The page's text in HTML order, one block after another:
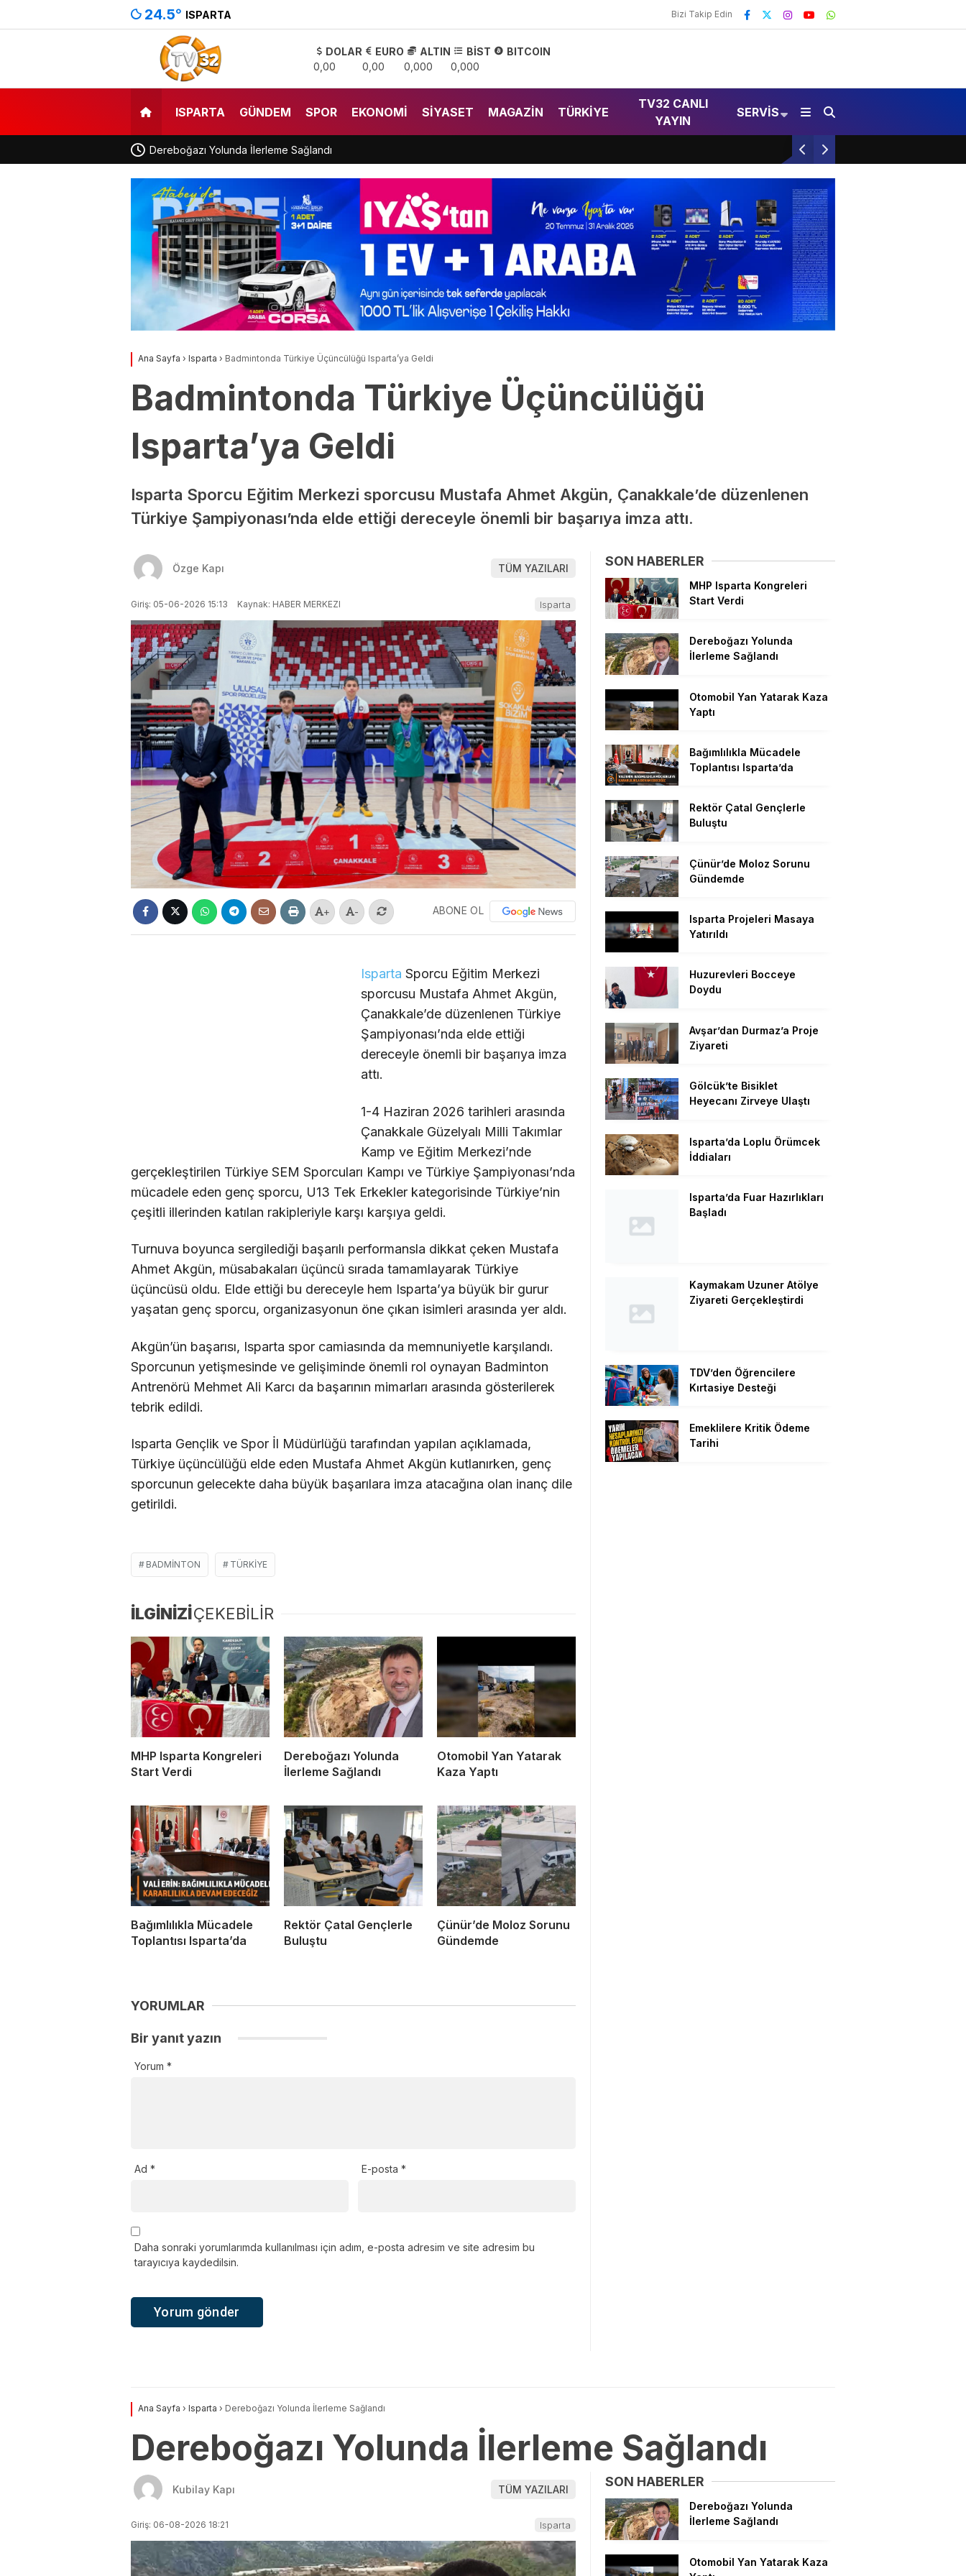
24.5° ISPARTA Bizi Takip Edin
DOLAR
0,00
EURO
0,00
ALTIN
0,000
BİST
0,000
BITCOIN
ISPARTA GÜNDEM SPOR EKONOMI SIYASET MAGAZIN TÜRKIYE
TV32 CANLI
YAYIN
SERVIS
Dereboğazı Yolunda İlerleme Sağlandı Otomobil Yan Yatarak Kaza Yaptı
Ana Sayfa › Isparta › Badmintonda Türkiye Üçüncülüğü Isparta’ya Geldi
Badmintonda Türkiye Üçüncülüğü
Isparta’ya Geldi
Isparta Sporcu Eğitim Merkezi sporcusu Mustafa Ahmet Akgün, Çanakkale’de düzenlenen
Türkiye Şampiyonası’nda elde ettiği dereceyle önemli bir başarıya imza attı.
Özge Kapı TÜM YAZILARI
Giriş: 05-06-2026 15:13 Kaynak: HABER MERKEZI Isparta
+ - ABONE OL
Isparta Sporcu Eğitim Merkezi
sporcusu Mustafa Ahmet Akgün,
Çanakkale’de düzenlenen Türkiye
Şampiyonası’nda elde ettiği
dereceyle önemli bir başarıya imza
attı.
1-4 Haziran 2026 tarihleri arasında
Çanakkale Güzelyalı Milli Takımlar
Kamp ve Eğitim Merkezi’nde
gerçekleştirilen Türkiye SEM Sporcuları Kampı ve Türkiye Şampiyonası’nda
mücadele eden genç sporcu, U13 Tek Erkekler kategorisinde Türkiye’nin
çeşitli illerinden katılan rakipleriyle karşı karşıya geldi.
Turnuva boyunca sergilediği başarılı performansla dikkat çeken Mustafa
Ahmet Akgün, müsabakaları üçüncü sırada tamamlayarak Türkiye
üçüncüsü oldu. Elde ettiği bu dereceyle hem Isparta’ya büyük bir gurur
yaşatan genç sporcu, organizasyonun öne çıkan isimleri arasında yer aldı.
Akgün’ün başarısı, Isparta spor camiasında da memnuniyetle karşılandı.
Sporcunun yetişmesinde ve gelişiminde önemli rol oynayan Badminton
Antrenörü Mehmet Ali Karcı da başarının mimarları arasında gösterilerek
tebrik edildi.
Isparta Gençlik ve Spor İl Müdürlüğü tarafından yapılan açıklamada,
Türkiye üçüncülüğü elde eden Mustafa Ahmet Akgün kutlanırken, genç
sporcunun gelecekte daha büyük başarılara imza atacağına olan inanç dile
getirildi.
BADMINTON TÜRKIYE
İLGİNİZİÇEKEBİLİR
MHP Isparta Kongreleri
Start Verdi
Dereboğazı Yolunda
İlerleme Sağlandı
Otomobil Yan Yatarak
Kaza Yaptı
Bağımlılıkla Mücadele
Toplantısı Isparta’da
Rektör Çatal Gençlerle
Buluştu
Çünür’de Moloz Sorunu
Gündemde
YORUMLAR
Bir yanıt yazın
Yorum *
Ad * E-posta *
Daha sonraki yorumlarımda kullanılması için adım, e-posta adresim ve site adresim bu
tarayıcıya kaydedilsin.
SON HABERLER
MHP Isparta Kongreleri
Start Verdi
Dereboğazı Yolunda
İlerleme Sağlandı
Otomobil Yan Yatarak Kaza
Yaptı
Bağımlılıkla Mücadele
Toplantısı Isparta’da
Rektör Çatal Gençlerle
Buluştu
Çünür’de Moloz Sorunu
Gündemde
Isparta Projeleri Masaya
Yatırıldı
Huzurevleri Bocceye
Doydu
Avşar’dan Durmaz’a Proje
Ziyareti
Gölcük’te Bisiklet
Heyecanı Zirveye Ulaştı
Isparta’da Loplu Örümcek
İddiaları
Isparta’da Fuar Hazırlıkları
Başladı
Kaymakam Uzuner Atölye
Ziyareti Gerçekleştirdi
TDV’den Öğrencilere
Kırtasiye Desteği
Emeklilere Kritik Ödeme
Tarihi
Ana Sayfa › Isparta › Dereboğazı Yolunda İlerleme Sağlandı
Dereboğazı Yolunda İlerleme Sağlandı
Kubilay Kapı TÜM YAZILARI
Giriş: 06-08-2026 18:21 Isparta
SON HABERLER
Dereboğazı Yolunda
İlerleme Sağlandı
Otomobil Yan Yatarak Kaza